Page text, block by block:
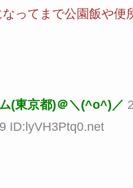
ってまで公園飯や便
(東京都)＠＼(^o^)／
ID:lyVH3Ptq0.net